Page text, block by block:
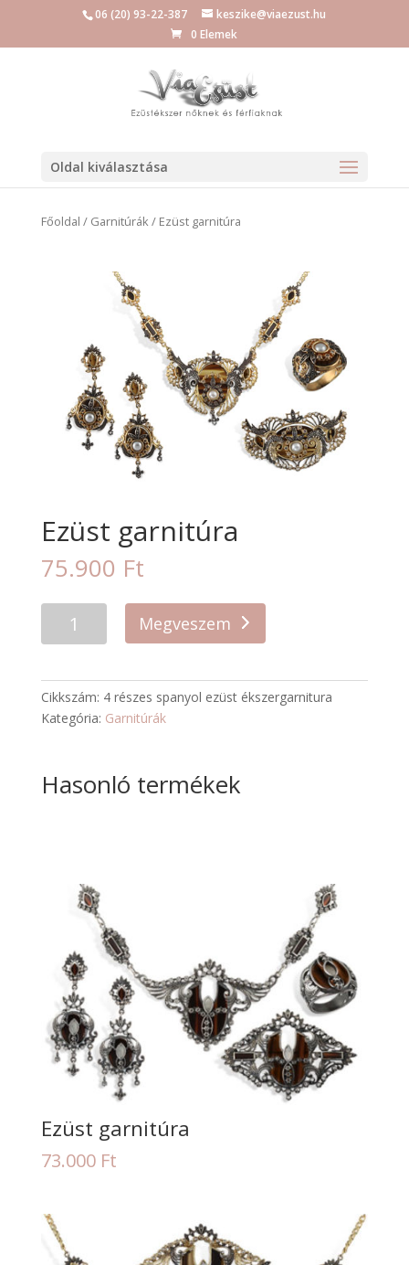
06 (20) 93-22-387
keszike@viaezust.hu
0 Elemek
Oldal kiválasztása
Főoldal / Garnitúrák / Ezüst garnitúra
Ezüst garnitúra
75.900 Ft
Megveszem
Cikkszám: 4 részes spanyol ezüst ékszergarnitura
Kategória: Garnitúrák
Hasonló termékek
Ezüst garnitúra
73.000 Ft